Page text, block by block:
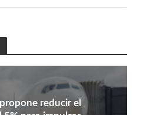
propone reducir el